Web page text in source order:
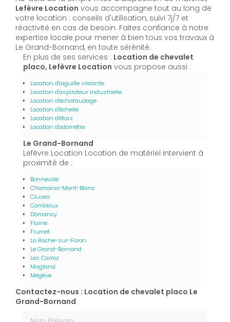
Lefèvre Location vous accompagne tout au long de
votre location : conseils d'utilisation, suivi 7j/7 et
réactivité en cas de besoin. Faites confiance à notre
expertise locale pour mener à bien tous vos travaux à
Le Grand-Bornand, en toute sérénité.
En plus de ses services : Location de chevalet
placo, Lefèvre Location vous propose aussi :
Location d'aiguille vibrante
Location d'aspirateur industrielle
Location d'échafaudage
Location d'échelle
Location d'étais
Location d'odomètre
Le Grand-Bornand
Lefèvre Location Location de matériel intervient à
proximité de :
Bonneville
Chamonix-Mont-Blanc
Cluses
Combloux
Domancy
Flaine
Flumet
La Roche-sur-Foron
Le Grand-Bornand
Les Carroz
Magland
Megève
Contactez-nous : Location de chevalet placo Le
Grand-Bornand